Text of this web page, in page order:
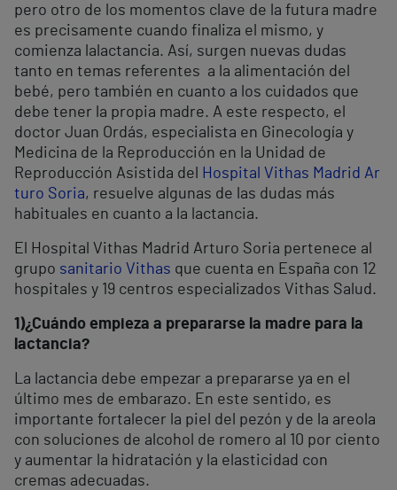
pero otro de los momentos clave de la futura madre
es precisamente cuando finaliza el mismo, y
comienza lalactancia. Así, surgen nuevas dudas
tanto en temas referentes a la alimentación del
bebé, pero también en cuanto a los cuidados que
debe tener la propia madre. A este respecto, el
doctor Juan Ordás, especialista en Ginecología y
Medicina de la Reproducción en la Unidad de
Reproducción Asistida del
Hospital Vithas Madrid Ar
turo Soria, resuelve algunas de las dudas más
habituales en cuanto a la lactancia.
El Hospital Vithas Madrid Arturo Soria pertenece al
grupo sanitario Vithas que cuenta en España con 12
hospitales y 19 centros especializados Vithas Salud.
1)¿Cuándo empieza a prepararse la madre para la
lactancia?
La lactancia debe empezar a prepararse ya en el
último mes de embarazo. En este sentido, es
importante fortalecer la piel del pezón y de la areola
con soluciones de alcohol de romero al 10 por ciento
y aumentar la hidratación y la elasticidad con
cremas adecuadas.